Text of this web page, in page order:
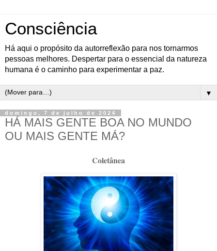
Consciência
Há aqui o propósito da autorreflexão para nos tornarmos
pessoas melhores. Despertar para o essencial da natureza
humana é o caminho para experimentar a paz.
▼
domingo, 7 de julho de 2024
HÁ MAIS GENTE BOA NO MUNDO
OU MAIS GENTE MÁ?
Coletânea